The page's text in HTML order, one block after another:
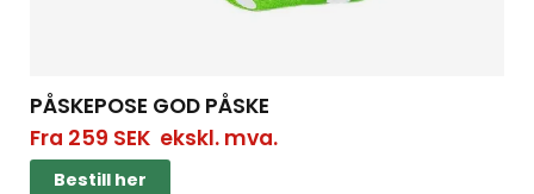
PÅSKEPOSE GOD PÅSKE
Fra 259 SEKekskl. mva.
Bestill her